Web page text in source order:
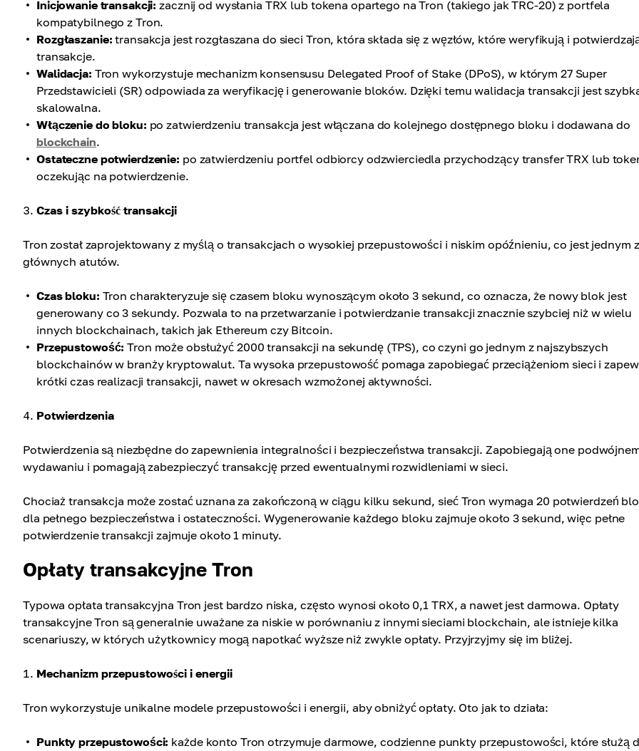
Inicjowanie transakcji: zacznij od wysłania TRX lub tokena opartego na Tron (takiego jak TRC-20) z portfela
kompatybilnego z Tron.
Rozgłaszanie: transakcja jest rozgłaszana do sieci Tron, która składa się z węzłów, które weryfikują i
transakcje.
Walidacja: Tron wykorzystuje mechanizm konsensusu Delegated Proof of Stake (DPoS), w którym 27 Super
Przedstawicieli (SR) odpowiada za weryfikację i generowanie bloków. Dzięki temu walidacja transakcji jest
skalowalna.
Włączenie do bloku: po zatwierdzeniu transakcja jest włączana do kolejnego dostępnego bloku i dodawana do
blockchain.
Ostateczne potwierdzenie: po zatwierdzeniu portfel odbiorcy odzwierciedla przychodzący transfer TRX lub
oczekując na potwierdzenie.
Czas i szybkość transakcji
Tron został zaprojektowany z myślą o transakcjach o wysokiej przepustowości i niskim opóźnieniu, co jest jednym
głównych atutów.
Czas bloku: Tron charakteryzuje się czasem bloku wynoszącym około 3 sekund, co oznacza, że nowy blok jest
generowany co 3 sekundy. Pozwala to na przetwarzanie i potwierdzanie transakcji znacznie szybciej niż w wielu
innych blockchainach, takich jak Ethereum czy Bitcoin.
Przepustowość: Tron może obsłużyć 2000 transakcji na sekundę (TPS), co czyni go jednym z najszybszych
blockchainów w branży kryptowalut. Ta wysoka przepustowość pomaga zapobiegać przeciążeniom sieci i
krótki czas realizacji transakcji, nawet w okresach wzmożonej aktywności.
Potwierdzenia
Potwierdzenia są niezbędne do zapewnienia integralności i bezpieczeństwa transakcji. Zapobiegają one
wydawaniu i pomagają zabezpieczyć transakcję przed ewentualnymi rozwidleniami w sieci.
Chociaż transakcja może zostać uznana za zakończoną w ciągu kilku sekund, sieć Tron wymaga 20 potwierdzeń
dla pełnego bezpieczeństwa i ostateczności. Wygenerowanie każdego bloku zajmuje około 3 sekund, więc pełne
potwierdzenie transakcji zajmuje około 1 minuty.
Opłaty transakcyjne Tron
Typowa opłata transakcyjna Tron jest bardzo niska, często wynosi około 0,1 TRX, a nawet jest darmowa. Opłaty
transakcyjne Tron są generalnie uważane za niskie w porównaniu z innymi sieciami blockchain, ale istnieje kilka
scenariuszy, w których użytkownicy mogą napotkać wyższe niż zwykle opłaty. Przyjrzyjmy się im bliżej.
Mechanizm przepustowości i energii
Tron wykorzystuje unikalne modele przepustowości i energii, aby obniżyć opłaty. Oto jak to działa:
Punkty przepustowości: każde konto Tron otrzymuje darmowe, codzienne punkty przepustowości, które służą